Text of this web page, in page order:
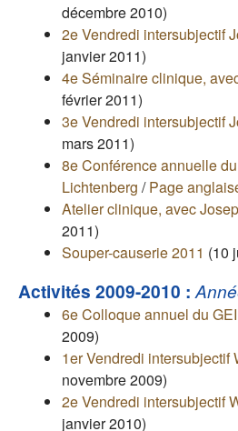
décembre 2010)
2e Vendredi intersubjectif
janvier 2011)
4e Séminaire clinique,
février 2011)
3e Vendredi intersubjectif
mars 2011)
8e Conférence annuelle
Lichtenberg /Page
Atelier clinique, avec
2011)
Souper-causerie 2011 (10
Activités 2009-2010 :
6e Colloque annuel du
2009)
1er Vendredi intersubjectif
novembre 2009)
2e Vendredi intersubjectif
janvier 2010)